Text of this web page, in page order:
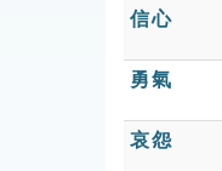
信心
勇氣
哀怨